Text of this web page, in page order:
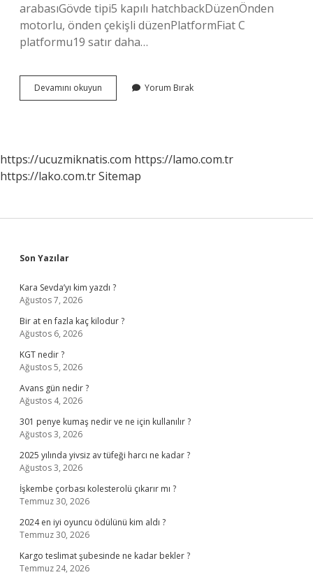
arabasıGövde tipi5 kapılı hatchbackDüzenÖnden
motorlu, önden çekişli düzenPlatformFiat C
platformu19 satır daha…
Devamını okuyun
Hangi
Yorum Bırak
https://ucuzmiknatis.com https://lamo.com.tr
https://lako.com.trSitemap
Sidebar
Son Yazılar
Kara Sevda’yı kim yazdı ?
Ağustos 7, 2026
Bir at en fazla kaç kilodur ?
Ağustos 6, 2026
KGT nedir ?
Ağustos 5, 2026
Avans gün nedir ?
Ağustos 4, 2026
301 penye kumaş nedir ve ne için kullanılır ?
Ağustos 3, 2026
2025 yılında yivsiz av tüfeği harcı ne kadar ?
Ağustos 3, 2026
İşkembe çorbası kolesterolü çıkarır mı ?
Temmuz 30, 2026
2024 en iyi oyuncu ödülünü kim aldı ?
Temmuz 30, 2026
Kargo teslimat şubesinde ne kadar bekler ?
Temmuz 24, 2026